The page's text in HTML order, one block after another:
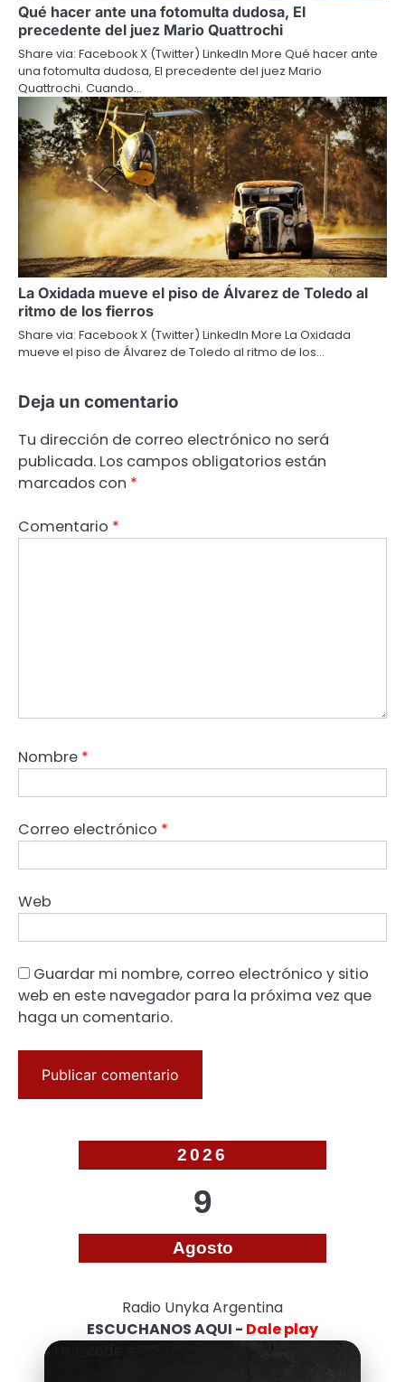
Qué hacer ante una fotomulta dudosa, El
precedente del juez Mario Quattrochi
Share via: Facebook X (Twitter) LinkedIn More Qué hacer ante
una fotomulta dudosa, El precedente del juez Mario
Quattrochi. Cuando…
La Oxidada mueve el piso de Álvarez de Toledo al
ritmo de los fierros
Share via: Facebook X (Twitter) LinkedIn More La Oxidada
mueve el piso de Álvarez de Toledo al ritmo de los…
Deja un comentario
Tu dirección de correo electrónico no será
publicada. Los campos obligatorios están
marcados con *
Comentario *
Nombre *
Correo electrónico *
Web
Guardar mi nombre, correo electrónico y sitio
web en este navegador para la próxima vez que
haga un comentario.
2026
9
Agosto
Radio Unyka Argentina
ESCUCHANOS AQUI - Dale play